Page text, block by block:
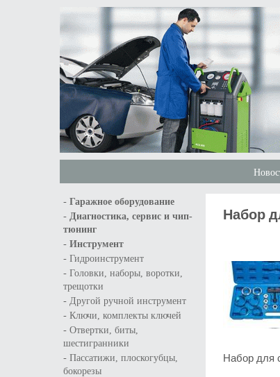
- Гаражное оборудование
- Диагностика, сервис и чип-
тюнинг
- Инструмент
- Гидроинструмент
- Головки, наборы, воротки,
трещотки
- Другой ручной инструмент
- Ключи, комплекты ключей
- Отвертки, биты,
шестигранники
- Пассатижи, плоскогубцы,
бокорезы
Набор
Набор для